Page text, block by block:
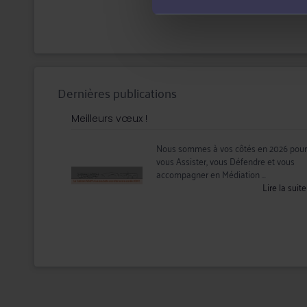
Dernières publications
Meilleurs vœux !
Nous sommes à vos côtés en 2026 pour
vous Assister, vous Défendre et vous
accompagner en Médiation ...
Lire la suite